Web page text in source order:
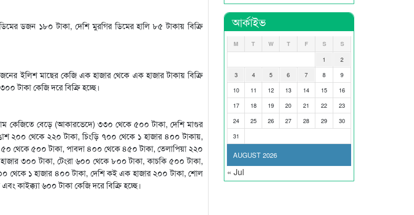
ডজন ১৮০ টাকা, দেশি মুরগির ডিমের হালি ৮৫ টাকায় বিক্রি
ইলিশ মাছের কেজি এক হাজার থেকে এক হাজার টাকায় বিক্রি
টাকা কেজি দরে বিক্রি হচ্ছে।
কেজিতে বেড়ে (আকারভেদে) ৩৩০ থেকে ৫০০ টাকা, দেশি মাগুর
২০০ থেকে ২২০ টাকা, চিংড়ি ৭০০ থেকে ১ হাজার ৪০০ টাকায়,
থেকে ৫০০ টাকা, পাবদা ৪০০ থেকে ৪৫০ টাকা, তেলাপিয়া ২২০
৩০০ টাকা, টেংরা ৬০০ থেকে ৮০০ টাকা, কাচকি ৫০০ টাকা,
থেকে ১ হাজার ৪০০ টাকা, দেশি কই এক হাজার ২০০ টাকা, শোল
৬০০ টাকা কেজি দরে বিক্রি হচ্ছে।
আর্কাইভ
AUGUST 2026
M T W T F S S
1
2
3
4 5 6 7 8
9
10
11 12 13 14 15
16
17
18 19 20 21 22
23
24
25 26 27 28 29
30
31
« Jul